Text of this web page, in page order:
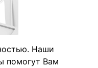
Наши
помогут Вам